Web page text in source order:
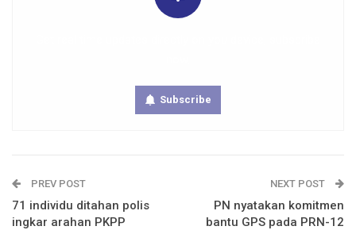
Subscribe
PREV POST
71 individu ditahan polis
ingkar arahan PKPP
NEXT POST
PN nyatakan komitmen
bantu GPS pada PRN-12